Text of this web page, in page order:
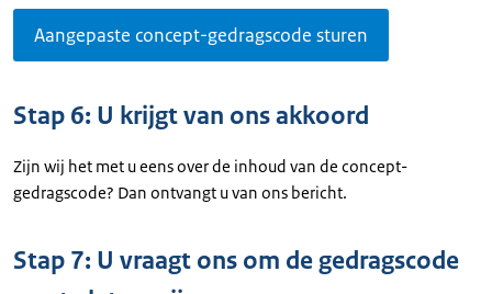
Aangepaste concept-gedragscode sturen
Stap 6: U krijgt van ons akkoord
Zijn wij het met u eens over de inhoud van de concept-
gedragscode? Dan ontvangt u van ons bericht.
Stap 7: U vraagt ons om de gedragscode